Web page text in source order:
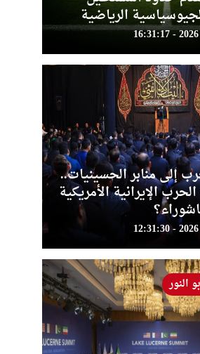
الرياضية
إلى منابر الحسينيات..
الإيرانية الأمريكية
النور